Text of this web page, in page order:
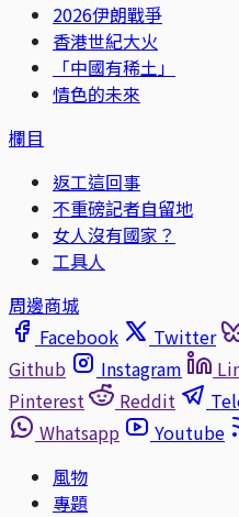
2026伊朗戰爭
香港世紀大火
「中國有稀土」
情色的未來
欄目
返工這回事
不重磅記者自留地
女人沒有國家？
工具人
周邊商城
Facebook
Twitter
Github
Instagram
Pinterest
Reddit
Whatsapp
Youtube
風物
專題